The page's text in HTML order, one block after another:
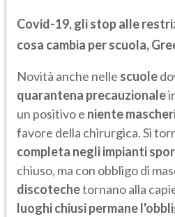
Covid-19, gli stop alle
cosa cambia per scuola,
Novità anche nelle scuole
quarantena precauzionale
un positivo e niente
favore della chirurgica. Si
completa negli impianti
chiuso, ma con obbligo di
discotechetornano alla
luoghi chiusi permane